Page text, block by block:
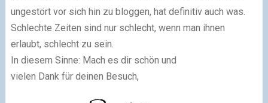
ungestört vor sich hin zu bloggen, hat definitiv auch was.
Schlechte Zeiten sind nur schlecht, wenn man ihnen
erlaubt, schlecht zu sein.
In diesem Sinne: Mach es dir schön und
vielen Dank für deinen Besuch,